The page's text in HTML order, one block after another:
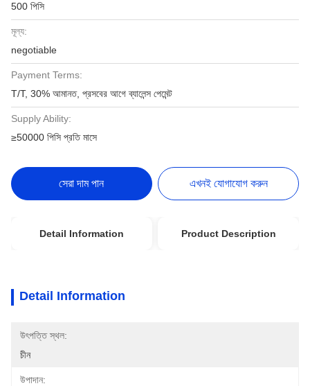
500 পিসি
মূল্য:
negotiable
Payment Terms:
T/T, 30% আমানত, প্রসবের আগে ব্যালেন্স পেমেন্ট
Supply Ability:
≥50000 পিসি প্রতি মাসে
সেরা দাম পান এখনই যোগাযোগ করুন
Detail Information Product Description
Detail Information
উৎপত্তি স্থল:
চীন
উপাদান: